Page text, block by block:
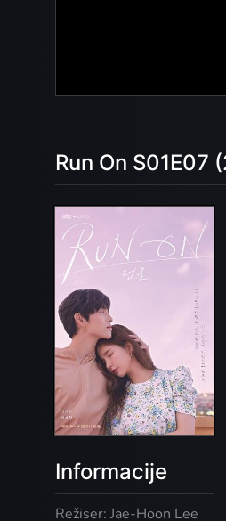
Run On S01E07
Informacije
Režiser: Jae-Hoon Lee